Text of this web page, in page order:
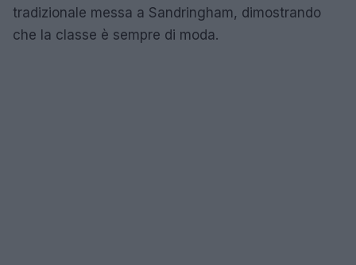
tradizionale messa a Sandringham, dimostrando
che la classe è sempre di moda.